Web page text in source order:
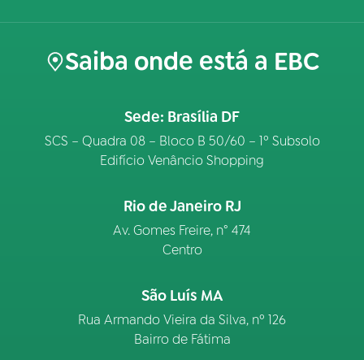
Saiba onde está a EBC
Sede: Brasília DF
SCS – Quadra 08 – Bloco B 50/60 – 1º Subsolo
Edifício Venâncio Shopping
Rio de Janeiro RJ
Av. Gomes Freire, n° 474
Centro
São Luís MA
Rua Armando Vieira da Silva, nº 126
Bairro de Fátima